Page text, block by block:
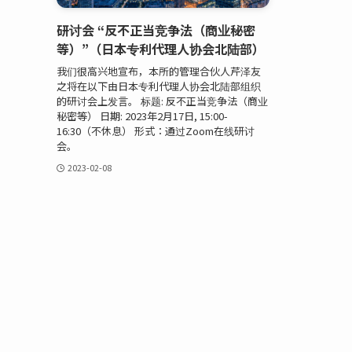
研讨会 “反不正当竞争法（商业秘密
等）”（日本专利代理人协会北陆部）
我们很高兴地宣布，本所的管理合伙人芹泽友
之将在以下由日本专利代理人协会北陆部组织
的研讨会上发言。 标题: 反不正当竞争法（商业
秘密等） 日期: 2023年2月17日, 15:00-
16:30（不休息） 形式：通过Zoom在线研讨
会。
2023-02-08